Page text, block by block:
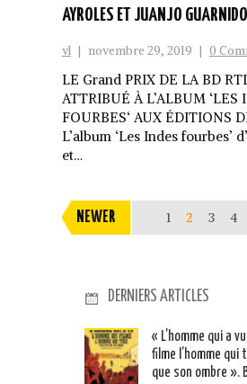
AYROLES ET JUANJO GUARNIDO
vl | novembre 29, 2019 | 0
LE Grand PRIX DE LA BD
ATTRIBUÉ À L’ALBUM ‘LES
FOURBES‘ AUX ÉDITIONS
L’album ‘Les Indes fourbes’
et…
NEWER 1 2 3 4
DERNIERS ARTICLES
« L’homme qui a
filme l’homme qui
que son ombre ».